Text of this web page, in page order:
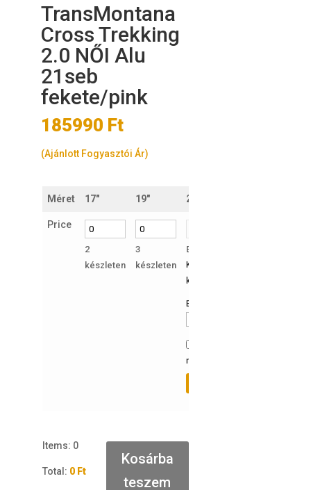
TransMontana
Cross Trekking
2.0 NŐI Alu
21seb
fekete/pink
185990 Ft
(Ajánlott Fogyasztói Ár)
Méret 17" 19" 21"
Price
2
készleten
3
készleten
Kérek értesítést, ha ismét
készleten lesz a termék:
Email Address
mailes értesítéshez.
Items: 0
Total : 0 Ft
Kosárba
teszem